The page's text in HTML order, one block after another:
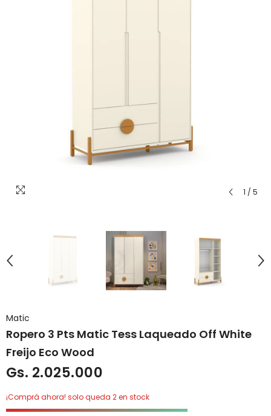
1 / 5
Matic
Ropero 3 Pts Matic Tess Laqueado Off White
Freijo Eco Wood
Gs. 2.025.000
¡Comprá ahora! solo queda 2 en stock